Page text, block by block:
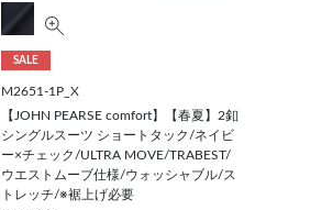
SALE
M2651-1P_X
【JOHN PEARSE comfort】【春夏】2釦
シングルスーツ ショートタック/ネイビ
ー×チェック/ULTRA MOVE/TRABEST/
ウエストムーブ仕様/ウォッシャブル/ス
トレッチ/※裾上げ必要